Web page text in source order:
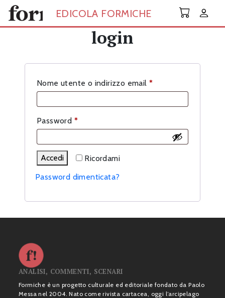
Skip to main content
EDICOLA FORMICHE
login
Nome utente o indirizzo email *Richiesto
Password *Richiesto
Ricordami
Accedi
Password dimenticata?
ANALISI, COMMENTI, SCENARI
Formiche è un progetto culturale ed editoriale fondato da Paolo
Messa nel 2004. Nato come rivista cartacea, oggi l’arcipelago